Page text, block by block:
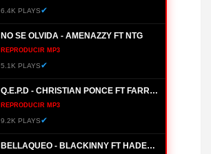
6.4K PLAYS✔
NO SE OLVIDA - AMENAZZY FT NTG
REPRODUCIR MP3
5.1K PLAYS✔
Q.E.P.D - CHRISTIAN PONCE FT FARRUKO, HANZEL LA H, FRONTI
REPRODUCIR MP3
9.2K PLAYS✔
BELLAQUEO - BLACKINNY FT HADES66